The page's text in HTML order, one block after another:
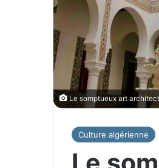
Le somptueux art
Culture algérienne